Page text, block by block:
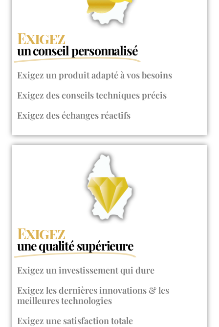
Exigez
un conseil personnalisé
Exigez un produit adapté à vos besoins​
Exigez des conseils techniques précis​
Exigez des échanges réactifs
Exigez
une qualité supérieure
Exigez un investissement qui dure
Exigez les dernières innovations & les
meilleures technologies
Exigez une satisfaction totale